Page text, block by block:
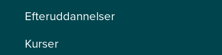
Efteruddannelser
Kurser